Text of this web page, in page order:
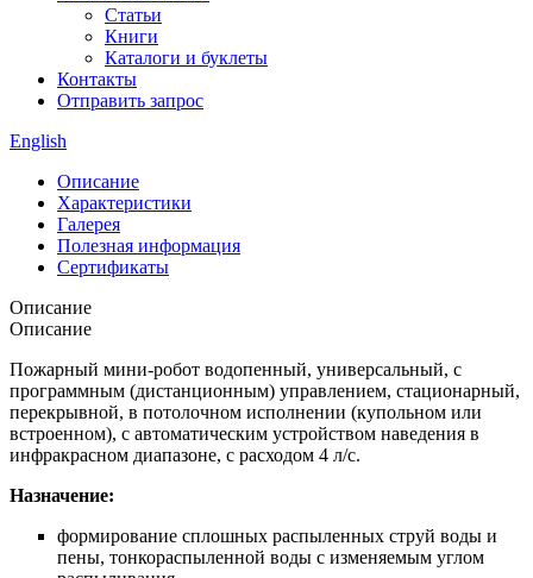
Статьи
Книги
Каталоги и буклеты
Контакты
Отправить запрос
English
Описание
Характеристики
Галерея
Полезная информация
Сертификаты
Описание
Описание
Пожарный мини-робот водопенный, универсальный, с
программным (дистанционным) управлением, стационарный,
перекрывной, в потолочном исполнении (купольном или
встроенном), с автоматическим устройством наведения в
инфракрасном диапазоне, с расходом 4 л/с.
Назначение:
формирование сплошных распыленных струй воды и
пены, тонкораспыленной воды с изменяемым углом